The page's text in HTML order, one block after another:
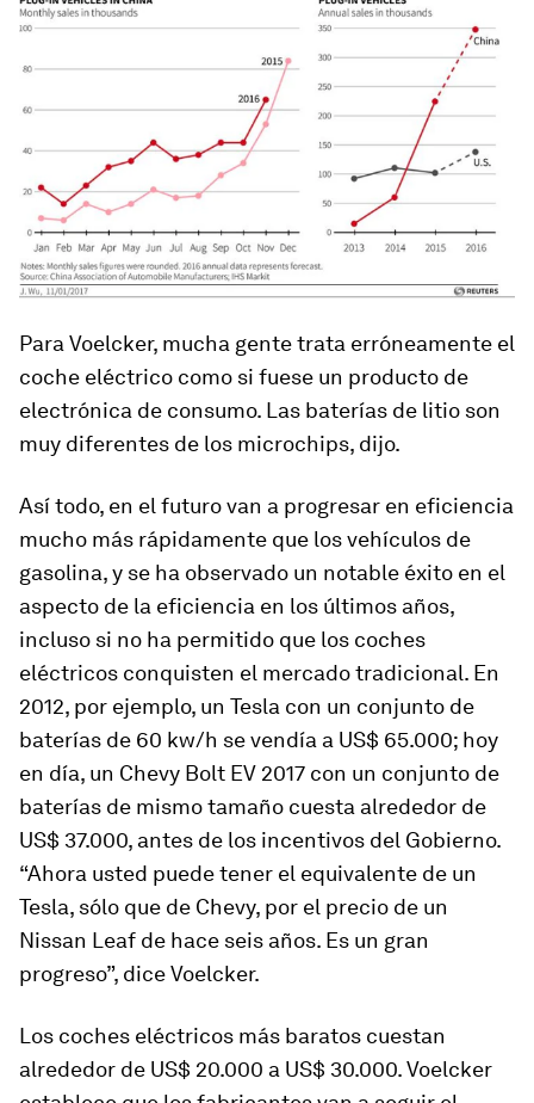
Para Voelcker, mucha gente trata erróneamente el
coche eléctrico como si fuese un producto de
electrónica de consumo. Las baterías de litio son
muy diferentes de los microchips, dijo.
Así todo, en el futuro van a progresar en eficiencia
mucho más rápidamente que los vehículos de
gasolina, y se ha observado un notable éxito en el
aspecto de la eficiencia en los últimos años,
incluso si no ha permitido que los coches
eléctricos conquisten el mercado tradicional. En
2012, por ejemplo, un Tesla con un conjunto de
baterías de 60 kw/h se vendía a US$ 65.000; hoy
en día, un Chevy Bolt EV 2017 con un conjunto de
baterías de mismo tamaño cuesta alrededor de
US$ 37.000, antes de los incentivos del Gobierno.
“Ahora usted puede tener el equivalente de un
Tesla, sólo que de Chevy, por el precio de un
Nissan Leaf de hace seis años. Es un gran
progreso”, dice Voelcker.
Los coches eléctricos más baratos cuestan
alrededor de US$ 20.000 a US$ 30.000. Voelcker